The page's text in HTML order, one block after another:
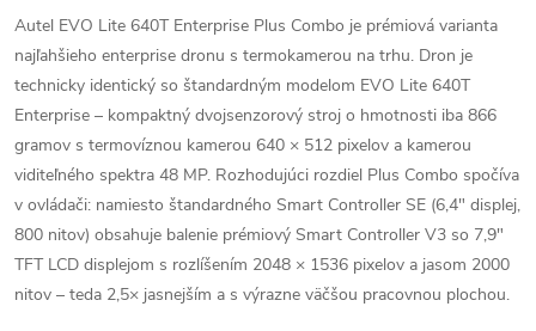
Autel EVO Lite 640T Enterprise Plus Combo je prémiová varianta
najľahšieho enterprise dronu s termokamerou na trhu. Dron je
technicky identický so štandardným modelom EVO Lite 640T
Enterprise – kompaktný dvojsenzorový stroj o hmotnosti iba 866
gramov s termovíznou kamerou 640 × 512 pixelov a kamerou
viditeľného spektra 48 MP. Rozhodujúci rozdiel Plus Combo spočíva
v ovládači: namiesto štandardného Smart Controller SE (6,4" displej,
800 nitov) obsahuje balenie prémiový Smart Controller V3 so 7,9"
TFT LCD displejom s rozlíšením 2048 × 1536 pixelov a jasom 2000
nitov – teda 2,5× jasnejším a s výrazne väčšou pracovnou plochou.